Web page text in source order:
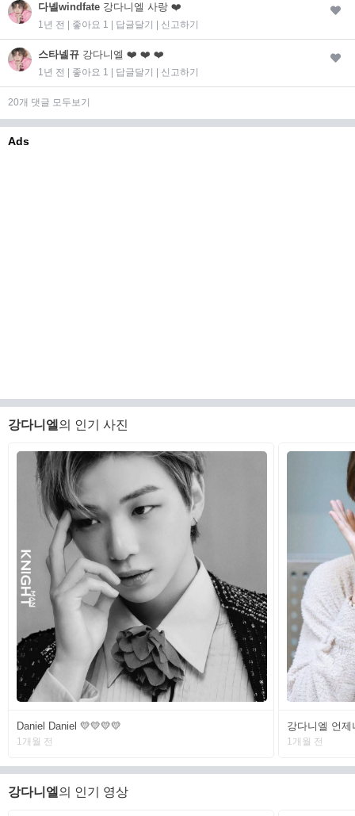
다녤windfate 강다니엘 사랑 ❤️
1년 전 | 좋아요 1 | 답글달기 신고하기
스타넬뀨 강다니엘 ❤️ ❤️ ❤️
1년 전 | 좋아요 1 | 답글달기 신고하기
20개 댓글 모두보기
Ads
강다니엘 의 인기 사진
Daniel Daniel 💛💛💛💛
1개월 전
강다니엘 언
1개월 전
강다니엘 의 인기 영상